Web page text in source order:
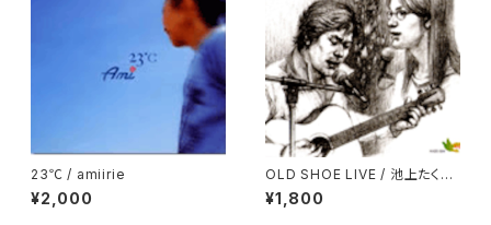
23℃ / amiirie
¥2,000
OLD SHOE LIVE / 池上たくみ
＆ヒロ
¥1,800